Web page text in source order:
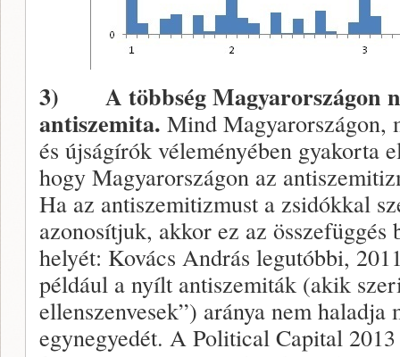
3) A többség Magyarországon
antiszemita. Mind
és újságírók véleményében gyakorta
hogy Magyarországon az
Ha az antiszemitizmust a zsidókkal
azonosítjuk, akkor ez az összefüggés
helyét: Kovács András legutóbbi,
például a nyílt antiszemiták (akik
ellenszenvesek”) aránya nem haladja
egynegyedét. A Political Capital